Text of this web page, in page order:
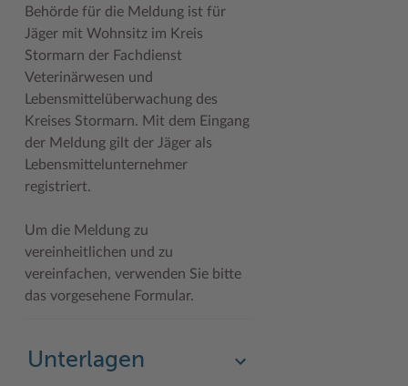
Woche der Seelischen Gesundheit
#MeinStormarn
Karrieretag
Zahlen, Daten, Fakten
Behörde für die Meldung ist für
Jäger mit Wohnsitz im Kreis
Stormarn der Fachdienst
Veterinärwesen und
Lebensmittelüberwachung des
Kreises Stormarn. Mit dem Eingang
der Meldung gilt der Jäger als
Lebensmittelunternehmer
registriert.
Um die Meldung zu
vereinheitlichen und zu
vereinfachen, verwenden Sie bitte
das vorgesehene Formular.
Unterlagen